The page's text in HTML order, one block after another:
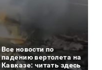
Все новости по
падению вертолета на
Кавказе: читать здесь